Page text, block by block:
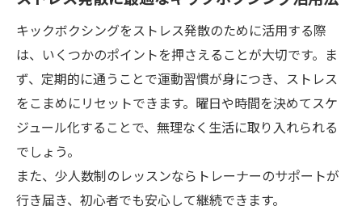
キックボクシングをストレス発散のために活用する際
は、いくつかのポイントを押さえることが大切です。ま
ず、定期的に通うことで運動習慣が身につき、ストレス
をこまめにリセットできます。曜日や時間を決めてスケ
ジュール化することで、無理なく生活に取り入れられる
でしょう。
また、少人数制のレッスンならトレーナーのサポートが
行き届き、初心者でも安心して継続できます。